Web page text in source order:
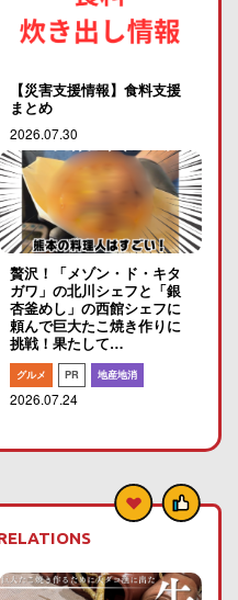
【災害支援情報】食料支援
まとめ
2026.07.30
贅沢！「メゾン・ド・キタ
ガワ」の北川シェフと「銀
杏釜めし」の西館シェフに
頼んで巨大たこ焼き作りに
挑戦！果たして…
グルメ PR 地産地消
2026.07.24